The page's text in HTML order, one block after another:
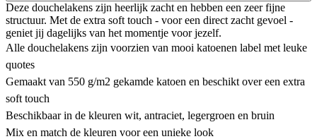
Deze douchelakens zijn heerlijk zacht en hebben een zeer fijne
structuur. Met de extra soft touch - voor een direct zacht gevoel -
geniet jij dagelijks van het momentje voor jezelf.
Alle douchelakens zijn voorzien van mooi katoenen label met leuke
quotes
Gemaakt van 550 g/m2 gekamde katoen en beschikt over een extra
soft touch
Beschikbaar in de kleuren wit, antraciet, legergroen en bruin
Mix en match de kleuren voor een unieke look